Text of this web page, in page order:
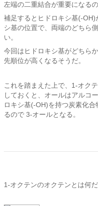
左端の二重結合が重要になる
補足するとヒドロキシ基(-
シ基の位置で、両端のどちら
い。
今回はヒドロキシ基がどちら
先順位が高くなるそうだ。
これを踏まえた上で、1-オク
しておくと、オールはアルコ
ロキシ基(-OH)を持つ炭素化
るので 3-オールとなる。
1-オクテンのオクテンとは何